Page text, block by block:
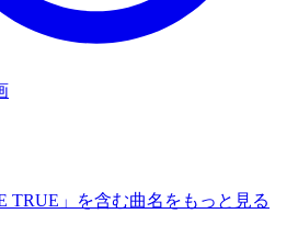
TRUE」を含む曲名をもっと見る